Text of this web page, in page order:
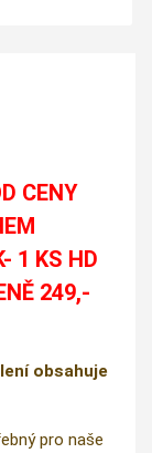
CENY
1 KS HD
249,-
obsahuje
pro naše